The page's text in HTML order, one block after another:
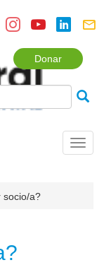
Donar
socio/a?